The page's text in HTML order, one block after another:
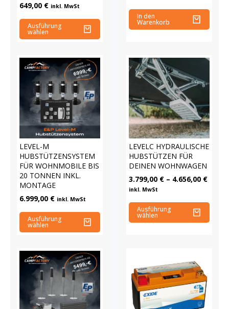
649,00 € inkl. MwSt
Ausführung
wählen
In den
Warenkorb
LEVEL-M
HUBSTÜTZENSYSTEM
FÜR WOHNMOBILE BIS
20 TONNEN INKL.
MONTAGE
6.999,00 € inkl. MwSt
Ausführung
wählen
LEVELC HYDRAULISCHE
HUBSTÜTZEN FÜR
DEINEN WOHNWAGEN
3.799,00 € – 4.656,00 €
inkl. MwSt
Ausführung
wählen